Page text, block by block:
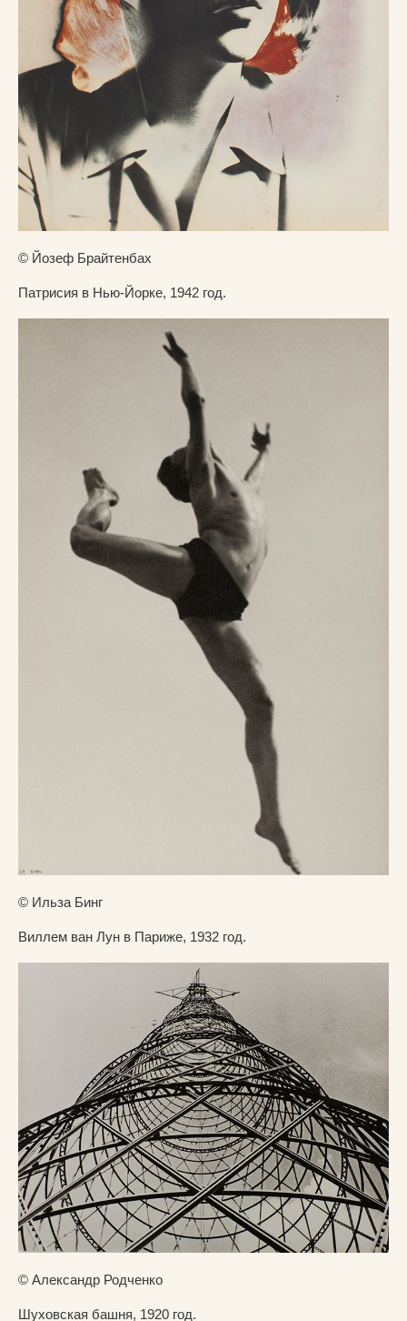
© Йозеф Брайтенбах
Патрисия в Нью-Йорке, 1942 год.
© Ильза Бинг
Виллем ван Лун в Париже, 1932 год.
© Александр Родченко
Шуховская башня, 1920 год.